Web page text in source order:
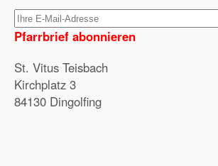
Pfarrbrief abonnieren
St. Vitus Teisbach
Kirchplatz 3
84130 Dingolfing